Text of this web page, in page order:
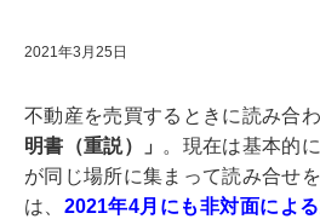
2021年3月25日
不動産を売買するときに読み合
明書（重説）」 。現在は基本的
が同じ場所に集まって読み合せ
は、 2021年4月にも非対面によ